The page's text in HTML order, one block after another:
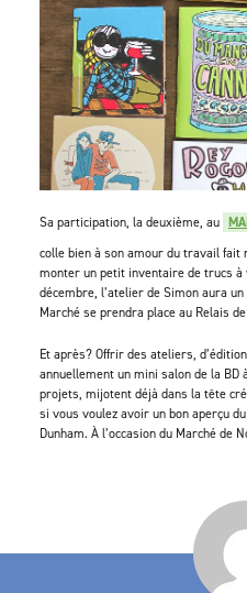
Sa participation, la deuxième, au
colle bien à son amour du travail fait
monter un petit inventaire de trucs
décembre, l’atelier de Simon aura
Marché se prendra place au Relais
Et après? Offrir des ateliers,
annuellement un mini salon de la BD
projets, mijotent déjà dans la tête
si vous voulez avoir un bon aperçu
Dunham. À l’occasion du Marché de